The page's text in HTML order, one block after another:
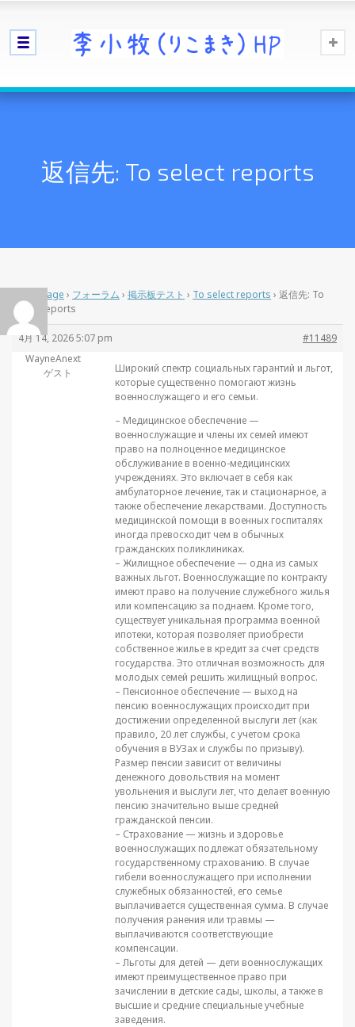
返信先: To select reports
Home Page › フォーラム › 掲示板テスト › To select reports › 返信先: To
select reports
4月 14, 2026 5:07 pm
#11489
WayneAnext
ゲスト
Широкий спектр социальных гарантий и льгот,
которые существенно помогают жизнь
военнослужащего и его семьи.
– Медицинское обеспечение —
военнослужащие и члены их семей имеют
право на полноценное медицинское
обслуживание в военно-медицинских
учреждениях. Это включает в себя как
амбулаторное лечение, так и стационарное, а
также обеспечение лекарствами. Доступность
медицинской помощи в военных госпиталях
иногда превосходит чем в обычных
гражданских поликлиниках.
– Жилищное обеспечение — одна из самых
важных льгот. Военнослужащие по контракту
имеют право на получение служебного жилья
или компенсацию за поднаем. Кроме того,
существует уникальная программа военной
ипотеки, которая позволяет приобрести
собственное жилье в кредит за счет средств
государства. Это отличная возможность для
молодых семей решить жилищный вопрос.
– Пенсионное обеспечение — выход на
пенсию военнослужащих происходит при
достижении определенной выслуги лет (как
правило, 20 лет службы, с учетом срока
обучения в ВУЗах и службы по призыву).
Размер пенсии зависит от величины
денежного довольствия на момент
увольнения и выслуги лет, что делает военную
пенсию значительно выше средней
гражданской пенсии.
– Страхование — жизнь и здоровье
военнослужащих подлежат обязательному
государственному страхованию. В случае
гибели военнослужащего при исполнении
служебных обязанностей, его семье
выплачивается существенная сумма. В случае
получения ранения или травмы —
выплачиваются соответствующие
компенсации.
– Льготы для детей — дети военнослужащих
имеют преимущественное право при
зачислении в детские сады, школы, а также в
высшие и средние специальные учебные
заведения.